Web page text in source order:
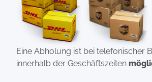
Eine Abholung ist bei telefonischer
innerhalb der Geschäftszeiten